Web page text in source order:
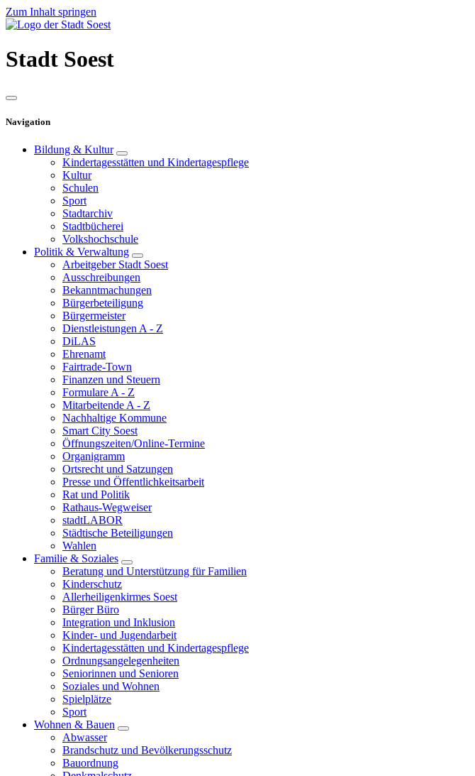
Zum Inhalt springen
Stadt Soest
Navigation
Bildung & Kultur
Kindertagesstätten und Kindertagespflege
Kultur
Schulen
Sport
Stadtarchiv
Stadtbücherei
Volkshochschule
Politik & Verwaltung
Arbeitgeber Stadt Soest
Ausschreibungen
Bekanntmachungen
Bürgerbeteiligung
Bürgermeister
Dienstleistungen A - Z
DiLAS
Ehrenamt
Fairtrade-Town
Finanzen und Steuern
Formulare A - Z
Mitarbeitende A - Z
Nachhaltige Kommune
Smart City Soest
Öffnungszeiten/Online-Termine
Organigramm
Ortsrecht und Satzungen
Presse und Öffentlichkeitsarbeit
Rat und Politik
Rathaus-Wegweiser
stadtLABOR
Städtische Beteiligungen
Wahlen
Familie & Soziales
Beratung und Unterstützung für Familien
Kinderschutz
Allerheiligenkirmes Soest
Bürger Büro
Integration und Inklusion
Kinder- und Jugendarbeit
Kindertagesstätten und Kindertagespflege
Ordnungsangelegenheiten
Seniorinnen und Senioren
Soziales und Wohnen
Spielplätze
Sport
Wohnen & Bauen
Abwasser
Brandschutz und Bevölkerungsschutz
Bauordnung